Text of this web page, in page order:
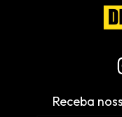
Receba